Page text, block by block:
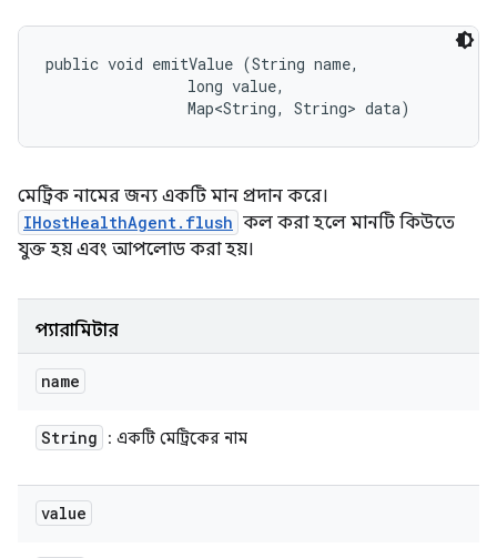
public void emitValue (String name,
                long value,
                Map<String, String> data)
মেট্রিক নামের জন্য একটি মান প্রদান করে।
IHostHealthAgent.flush কল করা হলে মানটি কিউতে
যুক্ত হয় এবং আপলোড করা হয়।
প্যারামিটার
name
String : একটি মেট্রিকের নাম
value